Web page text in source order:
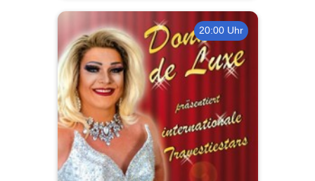
20:00 Uhr